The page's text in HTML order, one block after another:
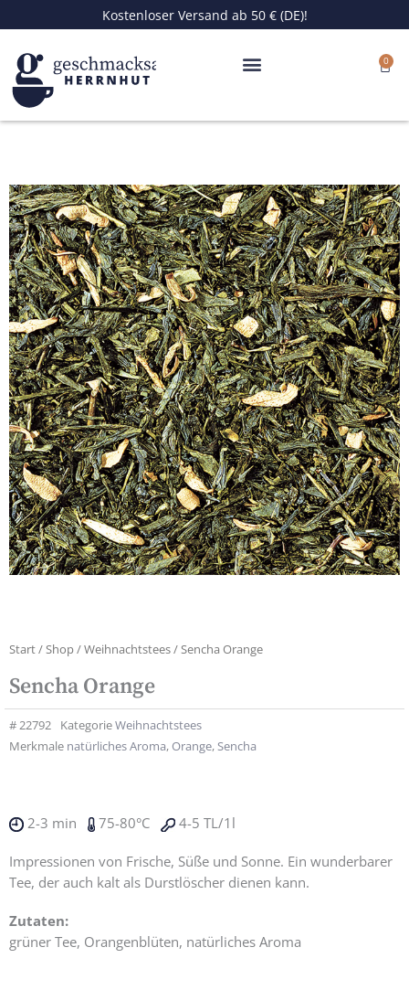
Inhalt
springen
Kostenloser Versand ab 50 € (DE)!
0
Start/Shop/Weihnachtstees/ Sencha Orange
Sencha Orange
#22792 KategorieWeihnachtstees
Merkmale natürliches Aroma,Orange,Sencha
2-3 min 75-80°C 4-5 TL/1l
Impressionen von Frische, Süße und Sonne. Ein wunderbarer
Tee, der auch kalt als Durstlöscher dienen kann.
Zutaten:
grüner Tee, Orangenblüten, natürliches Aroma